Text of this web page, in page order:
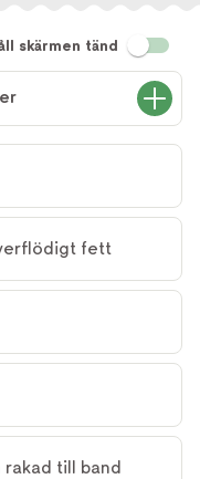
skärmen tänd
fett
rakad till band